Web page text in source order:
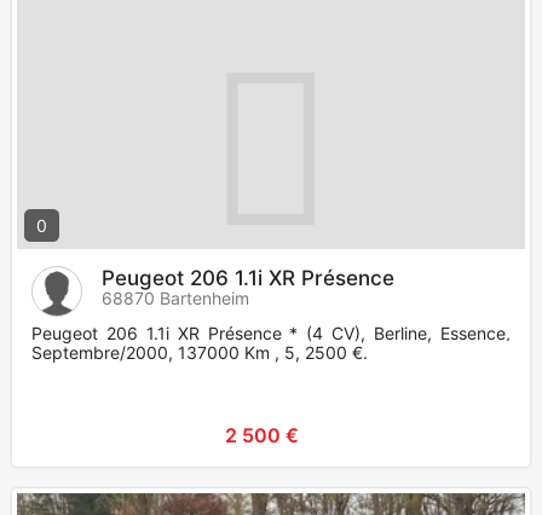
0
Peugeot 206 1.1i XR Présence
68870 Bartenheim
Peugeot 206 1.1i XR Présence * (4 CV), Berline, Essence,
Septembre/2000, 137000 Km , 5, 2500 €.
2 500 €